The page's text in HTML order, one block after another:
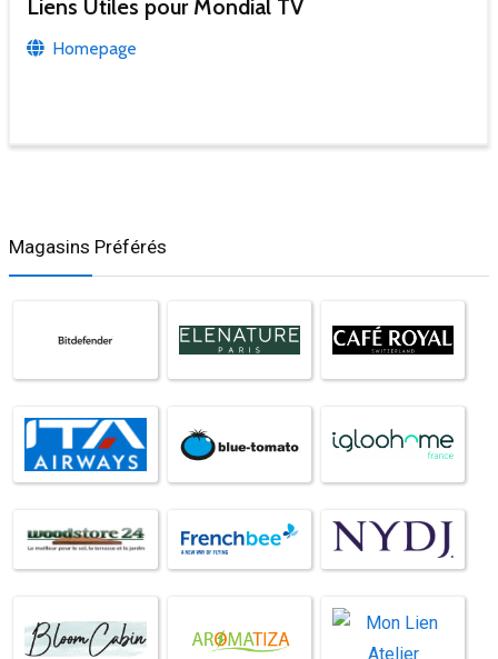
Liens Utiles pour Mondial TV
Homepage
Magasins Préférés